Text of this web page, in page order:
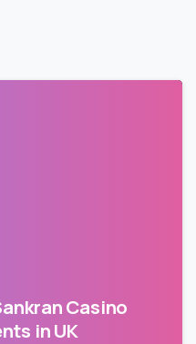
Casino
in UK